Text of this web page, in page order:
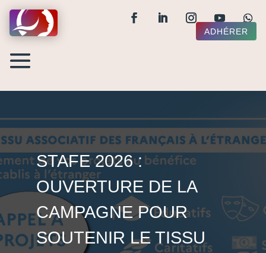
ADHÉRER
STAFE 2026 :
OUVERTURE DE LA
CAMPAGNE POUR
SOUTENIR LE TISSU